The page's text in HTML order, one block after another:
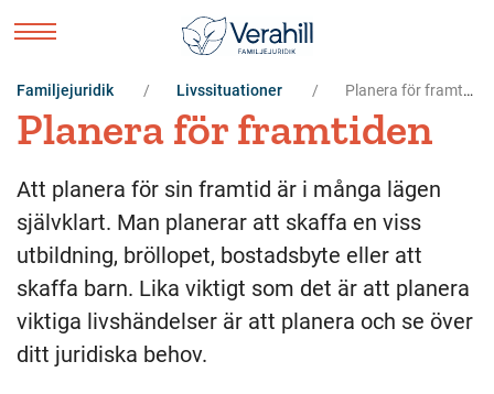
Familjejuridik Livssituationer Planera för framtiden
Planera för framtiden
Att planera för sin framtid är i många lägen
självklart. Man planerar att skaffa en viss
utbildning, bröllopet, bostadsbyte eller att
skaffa barn. Lika viktigt som det är att planera
viktiga livshändelser är att planera och se över
ditt juridiska behov.